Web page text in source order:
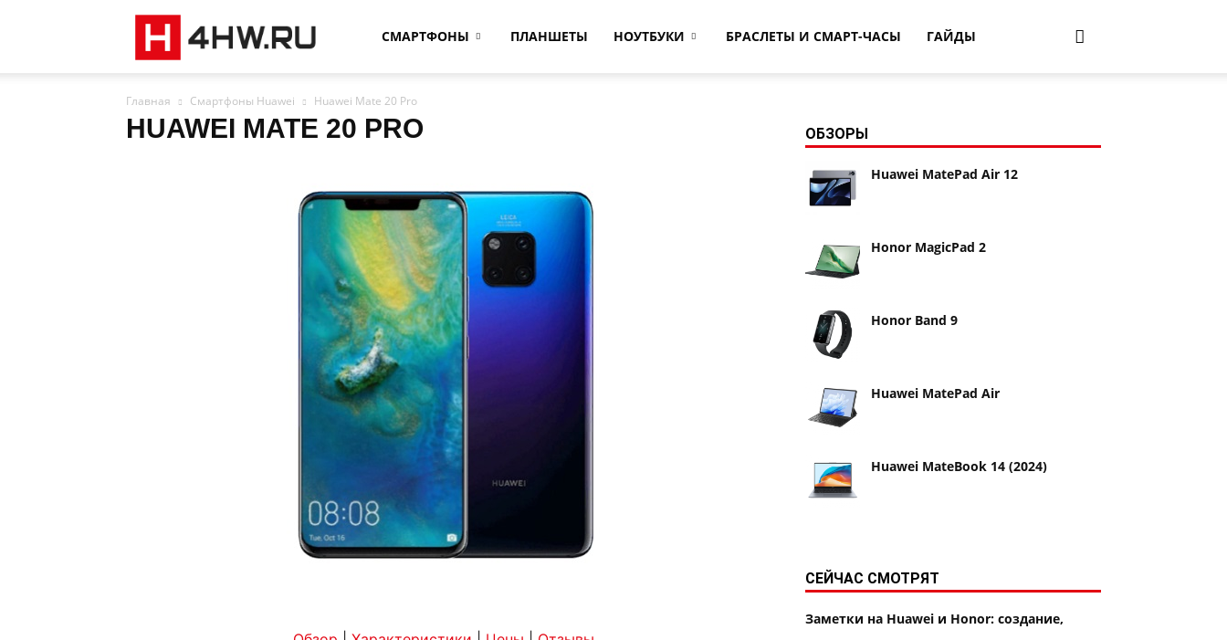
СМАРТФОНЫ ПЛАНШЕТЫ НОУТБУКИ БРАСЛЕТЫ И СМАРТ-ЧАСЫ ГАЙДЫ
Главная Смартфоны Huawei Huawei Mate 20 Pro
HUAWEI MATE 20 PRO ОБЗОРЫ
Huawei MatePad Air 12
Honor MagicPad 2
Honor Band 9
Huawei MatePad Air
Huawei MateBook 14 (2024)
СЕЙЧАС СМОТРЯТ
Заметки на Huawei и Honor: создание,